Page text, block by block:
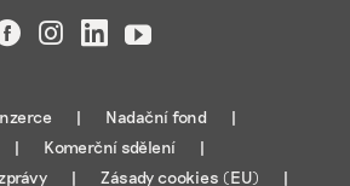
FacebookInstagramLinkedIn
YouTube
Nadační fond
Komerční sdělení
Zásady cookies (EU)